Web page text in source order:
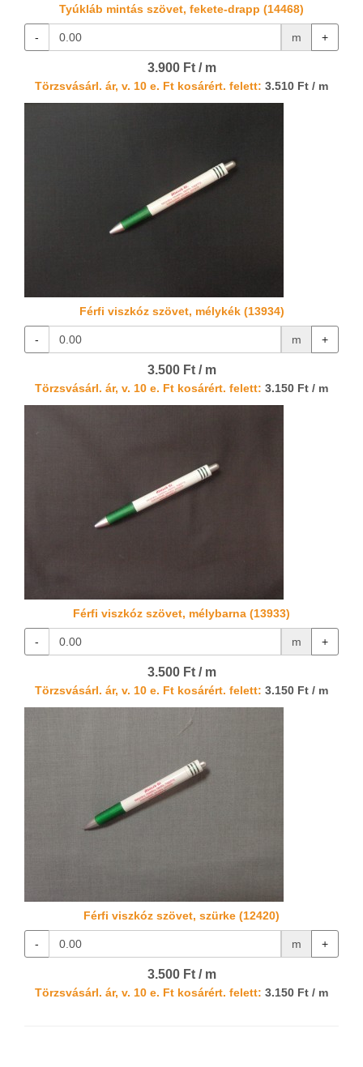
Tyúkláb mintás szövet, fekete-drapp (14468)
- m +
3.900 Ft / m
Törzsvásárl. ár, v. 10 e. Ft kosárért. felett: 3.510 Ft / m
Férfi viszkóz szövet, mélykék (13934)
- m +
3.500 Ft / m
Törzsvásárl. ár, v. 10 e. Ft kosárért. felett: 3.150 Ft / m
Férfi viszkóz szövet, mélybarna (13933)
- m +
3.500 Ft / m
Törzsvásárl. ár, v. 10 e. Ft kosárért. felett: 3.150 Ft / m
Férfi viszkóz szövet, szürke (12420)
- m +
3.500 Ft / m
Törzsvásárl. ár, v. 10 e. Ft kosárért. felett: 3.150 Ft / m